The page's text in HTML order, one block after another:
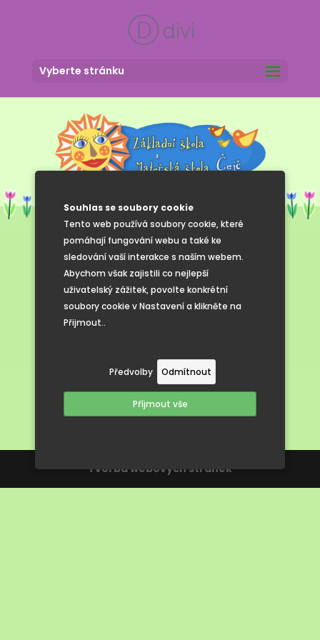
Souhlas se soubory cookie
Tento web používá soubory cookie, které
pomáhají fungování webu a také ke
sledování vaší interakce s naším webem.
Abychom však zajistili co nejlepší
uživatelský zážitek, povolte konkrétní
soubory cookie v Nastavení a klikněte na
Přijmout..
Předvolby Odmítnout
Příjmout vše
Vyberte stránku
První školní
den
Tvorba webových stránek